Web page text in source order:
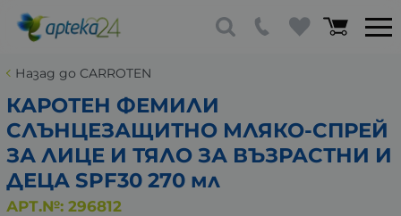
Назад до CARROTEN
КАРОТЕН ФЕМИЛИ
СЛЪНЦЕЗАЩИТНО МЛЯКО-СПРЕЙ
ЗА ЛИЦЕ И ТЯЛО ЗА ВЪЗРАСТНИ И
ДЕЦА SPF30 270 мл
АРТ.№: 296812